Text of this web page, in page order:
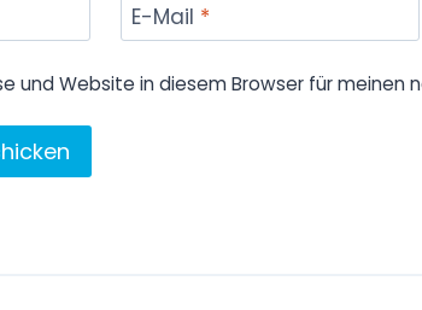
E-Mail *
und Website in diesem Browser für meinen